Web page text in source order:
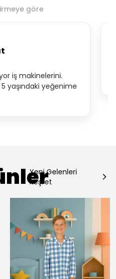
göre
iş makinelerini.
yaşındaki yeğenime
Yeni Gelenleri
Keşfet